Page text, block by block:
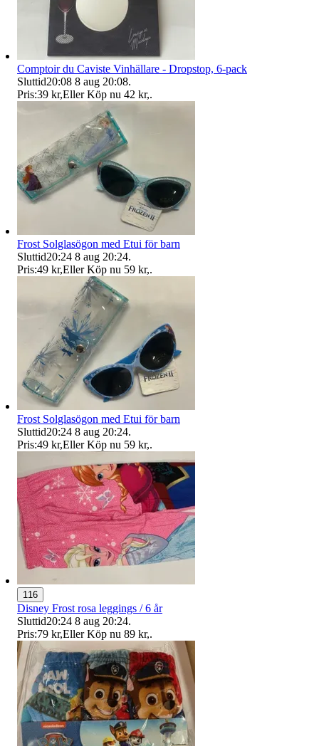
Comptoir du Caviste Vinhällare - Dropstop, 6-pack
Sluttid20:08 8 aug 20:08.
Pris:39 kr,Eller Köp nu 42 kr,.
Frost Solglasögon med Etui för barn
Sluttid20:24 8 aug 20:24.
Pris:49 kr,Eller Köp nu 59 kr,.
Frost Solglasögon med Etui för barn
Sluttid20:24 8 aug 20:24.
Pris:49 kr,Eller Köp nu 59 kr,.
116
Disney Frost rosa leggings / 6 år
Sluttid20:24 8 aug 20:24.
Pris:79 kr,Eller Köp nu 89 kr,.